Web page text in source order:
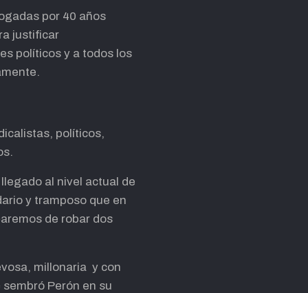
por 40 años
justificar
políticos y a todos los
políticos,
al nivel actual de
y tramposo que en
de robar dos
millonaria y con
Perón en su